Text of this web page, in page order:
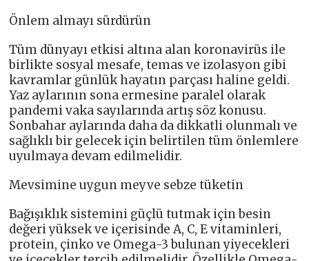
Önlem almayı sürdürün
Tüm dünyayı etkisi altına alan koronavirüs ile
birlikte sosyal mesafe, temas ve izolasyon gibi
kavramlar günlük hayatın parçası haline geldi.
Yaz aylarının sona ermesine paralel olarak
pandemi vaka sayılarında artış söz konusu.
Sonbahar aylarında daha da dikkatli olunmalı ve
sağlıklı bir gelecek için belirtilen tüm önlemlere
uyulmaya devam edilmelidir.
Mevsimine uygun meyve sebze tüketin
Bağışıklık sistemini güçlü tutmak için besin
değeri yüksek ve içerisinde A, C, E vitaminleri,
protein, çinko ve Omega-3 bulunan yiyecekleri